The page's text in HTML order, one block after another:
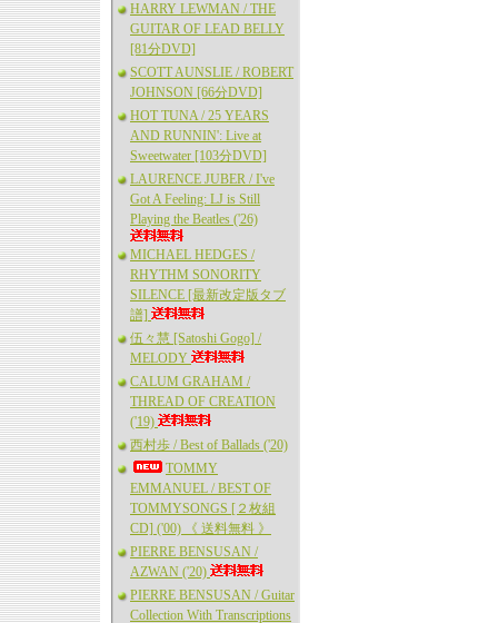
HARRY LEWMAN / THE
GUITAR OF LEAD BELLY
[81分DVD]
SCOTT AUNSLIE / ROBERT
JOHNSON [66分DVD]
HOT TUNA / 25 YEARS
AND RUNNIN': Live at
Sweetwater [103分DVD]
LAURENCE JUBER / I've
Got A Feeling: LJ is Still
Playing the Beatles ('26)
MICHAEL HEDGES /
RHYTHM SONORITY
SILENCE [最新改定版タブ
譜]
伍々慧 [Satoshi Gogo] /
MELODY
CALUM GRAHAM /
THREAD OF CREATION
('19)
西村歩 / Best of Ballads ('20)
TOMMY
EMMANUEL / BEST OF
TOMMYSONGS [２枚組
CD] ('00) 《 送料無料 》
PIERRE BENSUSAN /
AZWAN ('20)
PIERRE BENSUSAN / Guitar
Collection With Transcriptions